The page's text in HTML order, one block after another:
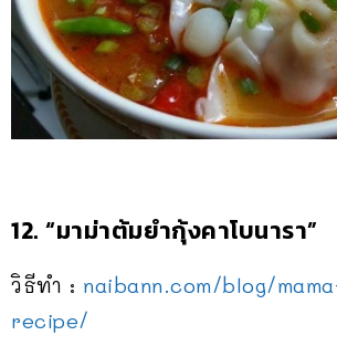
12. “มาม่าต้มยำกุ้งคาโบนารา”
วิธีทำ : naibann.com/blog/
recipe/